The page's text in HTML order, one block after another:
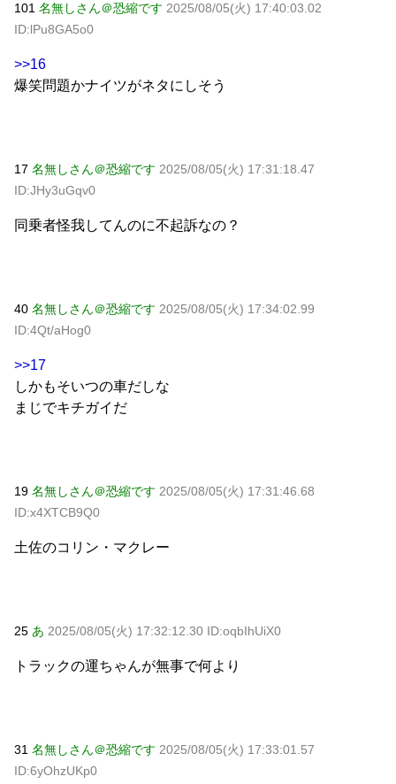
101 名無しさん＠恐縮です 2025/08/05(火) 17:40:03.02
ID:lPu8GA5o0
>>16
爆笑問題かナイツがネタにしそう
17 名無しさん＠恐縮です 2025/08/05(火) 17:31:18.47
ID:JHy3uGqv0
同乗者怪我してんのに不起訴なの？
40 名無しさん＠恐縮です 2025/08/05(火) 17:34:02.99
ID:4Qt/aHog0
>>17
しかもそいつの車だしな
まじでキチガイだ
19 名無しさん＠恐縮です 2025/08/05(火) 17:31:46.68
ID:x4XTCB9Q0
土佐のコリン・マクレー
25 あ 2025/08/05(火) 17:32:12.30 ID:oqbIhUiX0
トラックの運ちゃんが無事で何より
31 名無しさん＠恐縮です 2025/08/05(火) 17:33:01.57
ID:6yOhzUKp0